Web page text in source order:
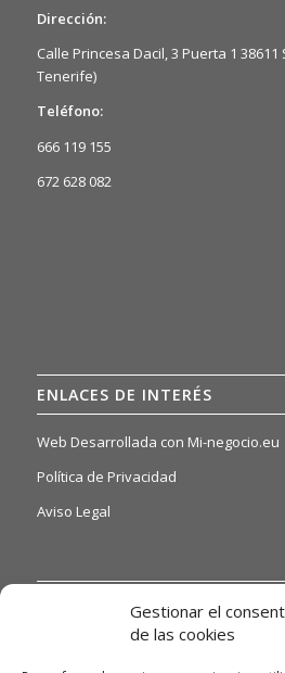
Gestionar el
de las cookies
Dirección:
Calle Princesa Dacil, 3 Puerta 1
Tenerife)
Teléfono:
666 119 155
672 628 082
ENLACES DE INTERÉS
Web Desarrollada con Mi-negocio.eu
Política de Privacidad
Aviso Legal
INFORMACIÓN DE INTERÉS